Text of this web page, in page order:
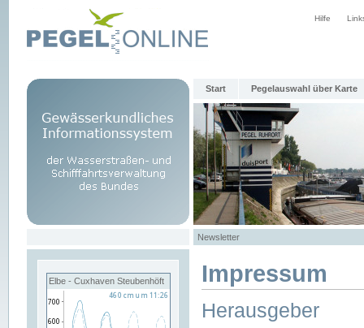
Hilfe
Start Pegelauswahl über Karte
Newsletter
Elbe - Cuxhaven Steubenhöft Impressum
Herausgeber